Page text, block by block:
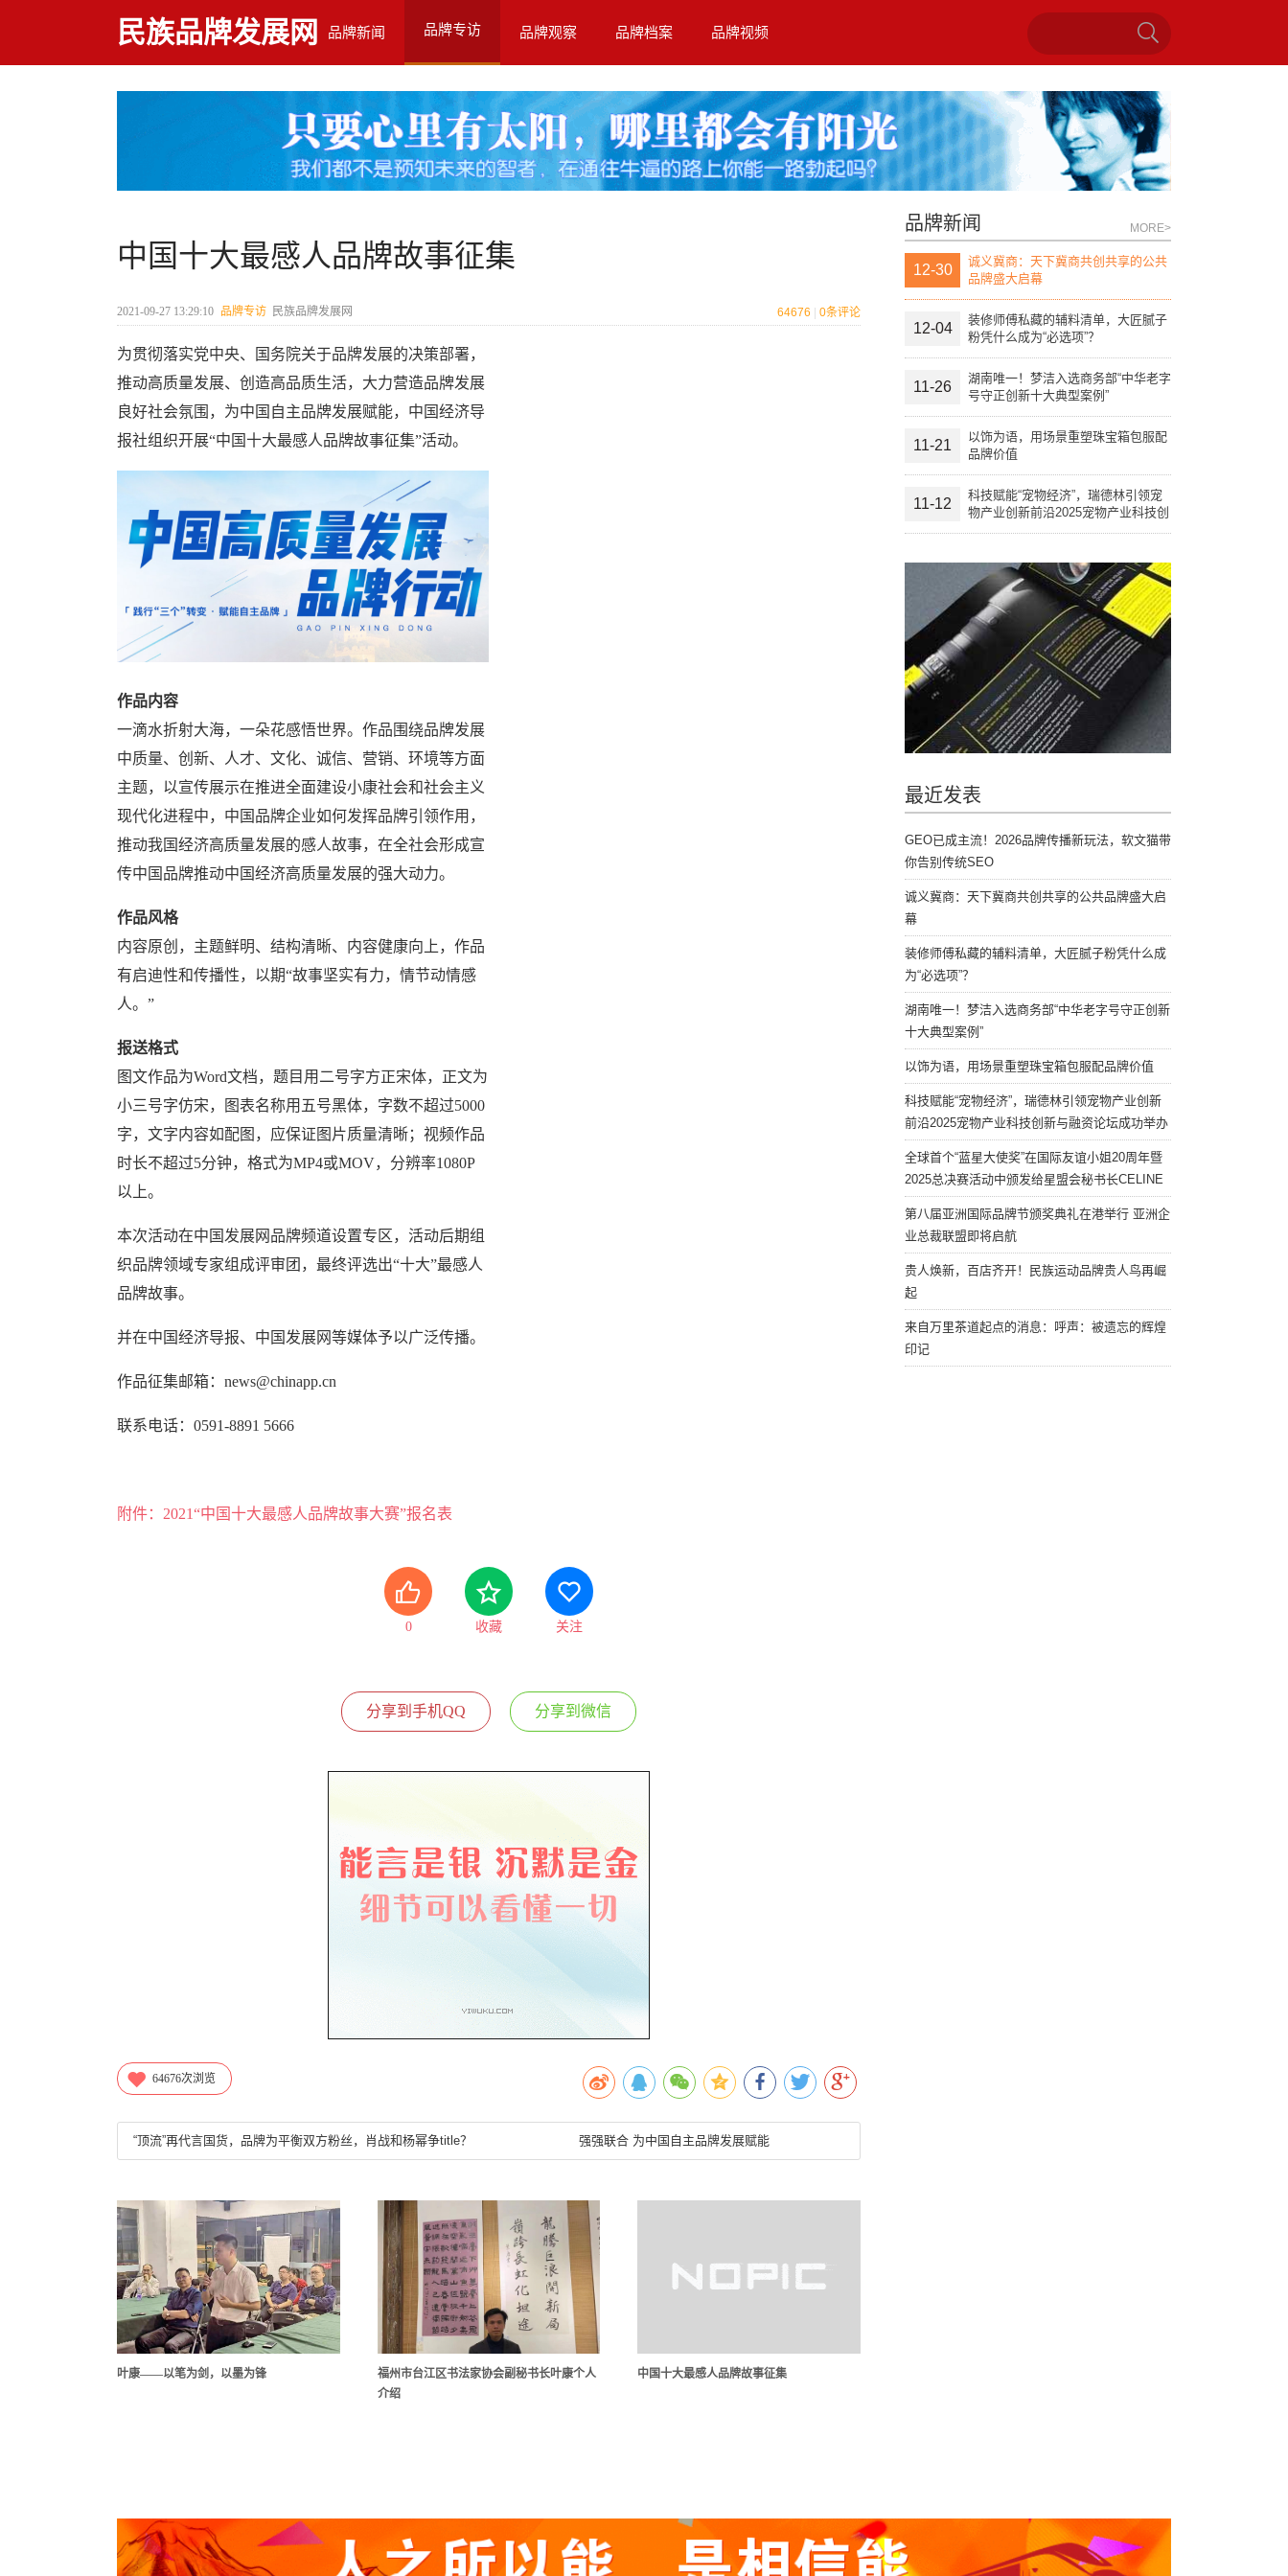
民族品牌发展网 品牌新闻 品牌专访 品牌观察 品牌档案 品牌视频
中国十大最感人品牌故事征集
2021-09-27 13:29:10 品牌专访 民族品牌发展网 64676 0条评论
为贯彻落实党中央、国务院关于品牌发展的决策部署，
推动高质量发展、创造高品质生活，大力营造品牌发展
良好社会氛围，为中国自主品牌发展赋能，中国经济导
报社组织开展“中国十大最感人品牌故事征集”活动。
作品内容
一滴水折射大海，一朵花感悟世界。作品围绕品牌发展
中质量、创新、人才、文化、诚信、营销、环境等方面
主题，以宣传展示在推进全面建设小康社会和社会主义
现代化进程中，中国品牌企业如何发挥品牌引领作用，
推动我国经济高质量发展的感人故事，在全社会形成宣
传中国品牌推动中国经济高质量发展的强大动力。
作品风格
内容原创，主题鲜明、结构清晰、内容健康向上，作品
有启迪性和传播性，以期“故事坚实有力，情节动情感
人。”
报送格式
图文作品为Word文档，题目用二号字方正宋体，正文为
小三号字仿宋，图表名称用五号黑体，字数不超过5000
字，文字内容如配图，应保证图片质量清晰；视频作品
时长不超过5分钟，格式为MP4或MOV，分辨率1080P
以上。
本次活动在中国发展网品牌频道设置专区，活动后期组
织品牌领域专家组成评审团，最终评选出“十大”最感人
品牌故事。
并在中国经济导报、中国发展网等媒体予以广泛传播。
作品征集邮箱：news@chinapp.cn
联系电话：0591-8891 5666
附件：2021“中国十大最感人品牌故事大赛”报名表
0 收藏 关注
分享到手机QQ 分享到微信
64676次浏览
“顶流”再代言国货，品牌为平衡双方粉丝，肖战和杨幂争title？ 强强联合 为中国自主品牌发展赋能
叶康——以笔为剑，以墨为锋
福州市台江区书法家协会副秘书长叶康个人
介绍
中国十大最感人品牌故事征集
品牌新闻 MORE>
12-30
诚义冀商：天下冀商共创共享的公共
品牌盛大启幕
12-04
装修师傅私藏的辅料清单，大匠腻子
粉凭什么成为“必选项”？
11-26
湖南唯一！梦洁入选商务部“中华老字
号守正创新十大典型案例”
11-21
以饰为语，用场景重塑珠宝箱包服配
品牌价值
11-12
科技赋能“宠物经济”，瑞德林引领宠
物产业创新前沿2025宠物产业科技创
新与融资论坛成功举办
最近发表
GEO已成主流！2026品牌传播新玩法，软文猫带
你告别传统SEO
诚义冀商：天下冀商共创共享的公共品牌盛大启
幕
装修师傅私藏的辅料清单，大匠腻子粉凭什么成
为“必选项”？
湖南唯一！梦洁入选商务部“中华老字号守正创新
十大典型案例”
以饰为语，用场景重塑珠宝箱包服配品牌价值
科技赋能“宠物经济”，瑞德林引领宠物产业创新
前沿2025宠物产业科技创新与融资论坛成功举办
全球首个“蓝星大使奖”在国际友谊小姐20周年暨
2025总决赛活动中颁发给星盟会秘书长CELINE
第八届亚洲国际品牌节颁奖典礼在港举行 亚洲企
业总裁联盟即将启航
贵人焕新，百店齐开！民族运动品牌贵人鸟再崛
起
来自万里茶道起点的消息：呼声：被遗忘的辉煌
印记